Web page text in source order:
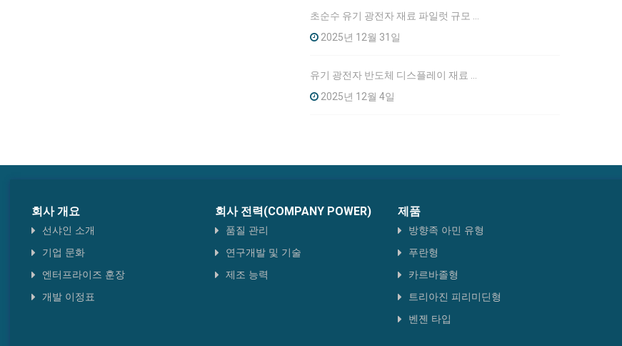
2025년 12월 31일
2025년 12월 4일
회사 개요
선샤인 소개
기업 문화
엔터프라이즈 훈장
개발 이정표
회사 전력(COMPANY POWER)
품질 관리
연구개발 및 기술
제조 능력
제품
방향족 아민 유형
푸란형
카르바졸형
트리아진 피리미딘형
벤젠 타입